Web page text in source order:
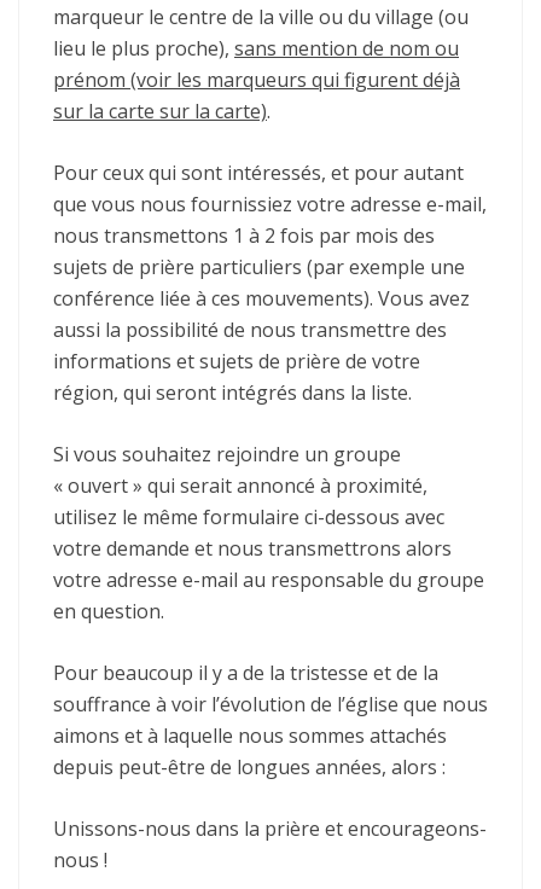
marqueur le centre de la ville ou du village (ou
lieu le plus proche), sans mention de nom ou
prénom (voir les marqueurs qui figurent déjà
sur la carte sur la carte).
Pour ceux qui sont intéressés, et pour autant
que vous nous fournissiez votre adresse e-mail,
nous transmettons 1 à 2 fois par mois des
sujets de prière particuliers (par exemple une
conférence liée à ces mouvements). Vous avez
aussi la possibilité de nous transmettre des
informations et sujets de prière de votre
région, qui seront intégrés dans la liste.
Si vous souhaitez rejoindre un groupe
« ouvert » qui serait annoncé à proximité,
utilisez le même formulaire ci-dessous avec
votre demande et nous transmettrons alors
votre adresse e-mail au responsable du groupe
en question.
Pour beaucoup il y a de la tristesse et de la
souffrance à voir l’évolution de l’église que nous
aimons et à laquelle nous sommes attachés
depuis peut-être de longues années, alors :
Unissons-nous dans la prière et encourageons-
nous !